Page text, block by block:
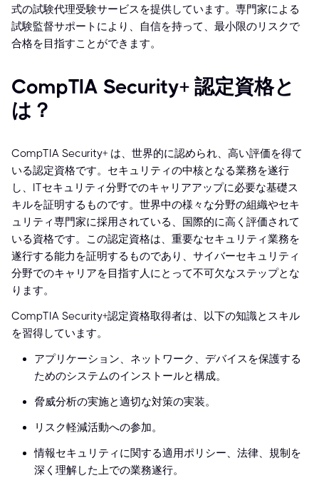
式の試験代理受験サービスを提供しています。専門家による
試験監督サポートにより、自信を持って、最小限のリスクで
合格を目指すことができます。
CompTIA Security+ 認定資格と
は？
CompTIA Security+ は、世界的に認められ、高い評価を得て
いる認定資格です。セキュリティの中核となる業務を遂行
し、ITセキュリティ分野でのキャリアアップに必要な基礎ス
キルを証明するものです。世界中の様々な分野の組織やセキ
ュリティ専門家に採用されている、国際的に高く評価されて
いる資格です。この認定資格は、重要なセキュリティ業務を
遂行する能力を証明するものであり、サイバーセキュリティ
分野でのキャリアを目指す人にとって不可欠なステップとな
ります。
CompTIA Security+認定資格取得者は、以下の知識とスキル
を習得しています。
アプリケーション、ネットワーク、デバイスを保護する
ためのシステムのインストールと構成。
脅威分析の実施と適切な対策の実装。
リスク軽減活動への参加。
情報セキュリティに関する適用ポリシー、法律、規制を
深く理解した上での業務遂行。